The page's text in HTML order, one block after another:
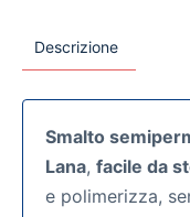
Descrizione
Smalto
Lana, facile da
e polimerizza,